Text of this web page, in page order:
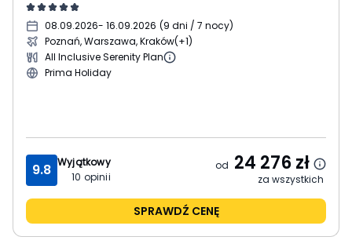
08.09.2026- 16.09.2026 (9 dni / 7 nocy)
Poznań, Warszawa, Kraków(+1)
All Inclusive Serenity Plan
Prima Holiday
9.8 Wyjątkowy
10 opinii
od 24 276zł
za wszystkich
SPRAWDŹ CENĘ